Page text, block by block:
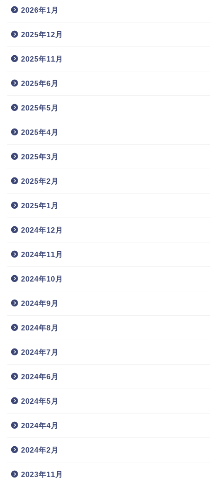
2026年1月
2025年12月
2025年11月
2025年6月
2025年5月
2025年4月
2025年3月
2025年2月
2025年1月
2024年12月
2024年11月
2024年10月
2024年9月
2024年8月
2024年7月
2024年6月
2024年5月
2024年4月
2024年2月
2023年11月